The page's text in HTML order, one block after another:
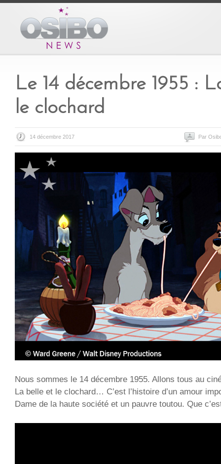
Le 14 décembre 1955 :
le clochard
14 décembre 2017 Par
Nous sommes le 14 décembre 1955. Allons tous au
La belle et le clochard… C’est l’histoire d’un amour
Dame de la haute société et un pauvre toutou. Que